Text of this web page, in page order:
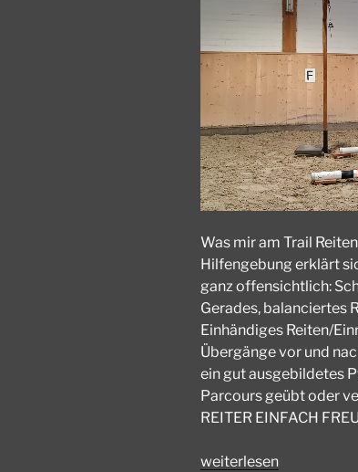
Was mir am Trail
Hilfengebung erklärt
ganz offensichtlich:
Gerades, balanciertes
Einhändiges Reiten/
Übergänge vor und
ein gut ausgebildetes
Parcours geübtoder
REITER EINFACH
„Was
weiterlesen